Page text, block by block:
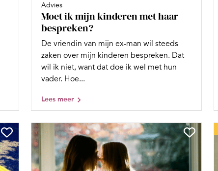
Advies
Moet ik mijn kinderen met haar
bespreken?
De vriendin van mijn ex-man wil steeds
zaken over mijn kinderen bespreken. Dat
wil ik niet, want dat doe ik wel met hun
vader. Hoe...
Lees meer